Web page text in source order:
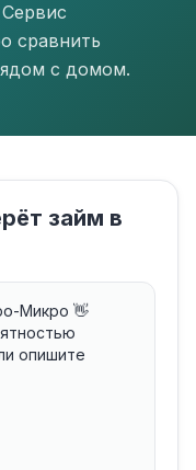
сравнить
с домом.
займ в
Микро 👋
опишите